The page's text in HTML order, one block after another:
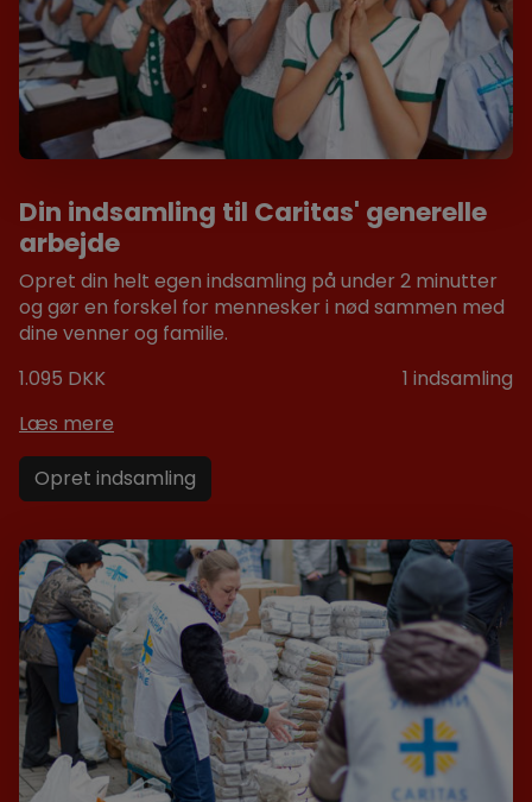
Din indsamling til Caritas' generelle
arbejde
Opret din helt egen indsamling på under 2 minutter
og gør en forskel for mennesker i nød sammen med
dine venner og familie.
1.095 DKK
1 indsamling
Læs mere
Opret indsamling